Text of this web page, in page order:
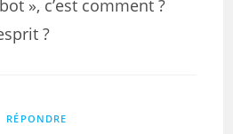
», c’est comment ?
?
RÉPONDRE